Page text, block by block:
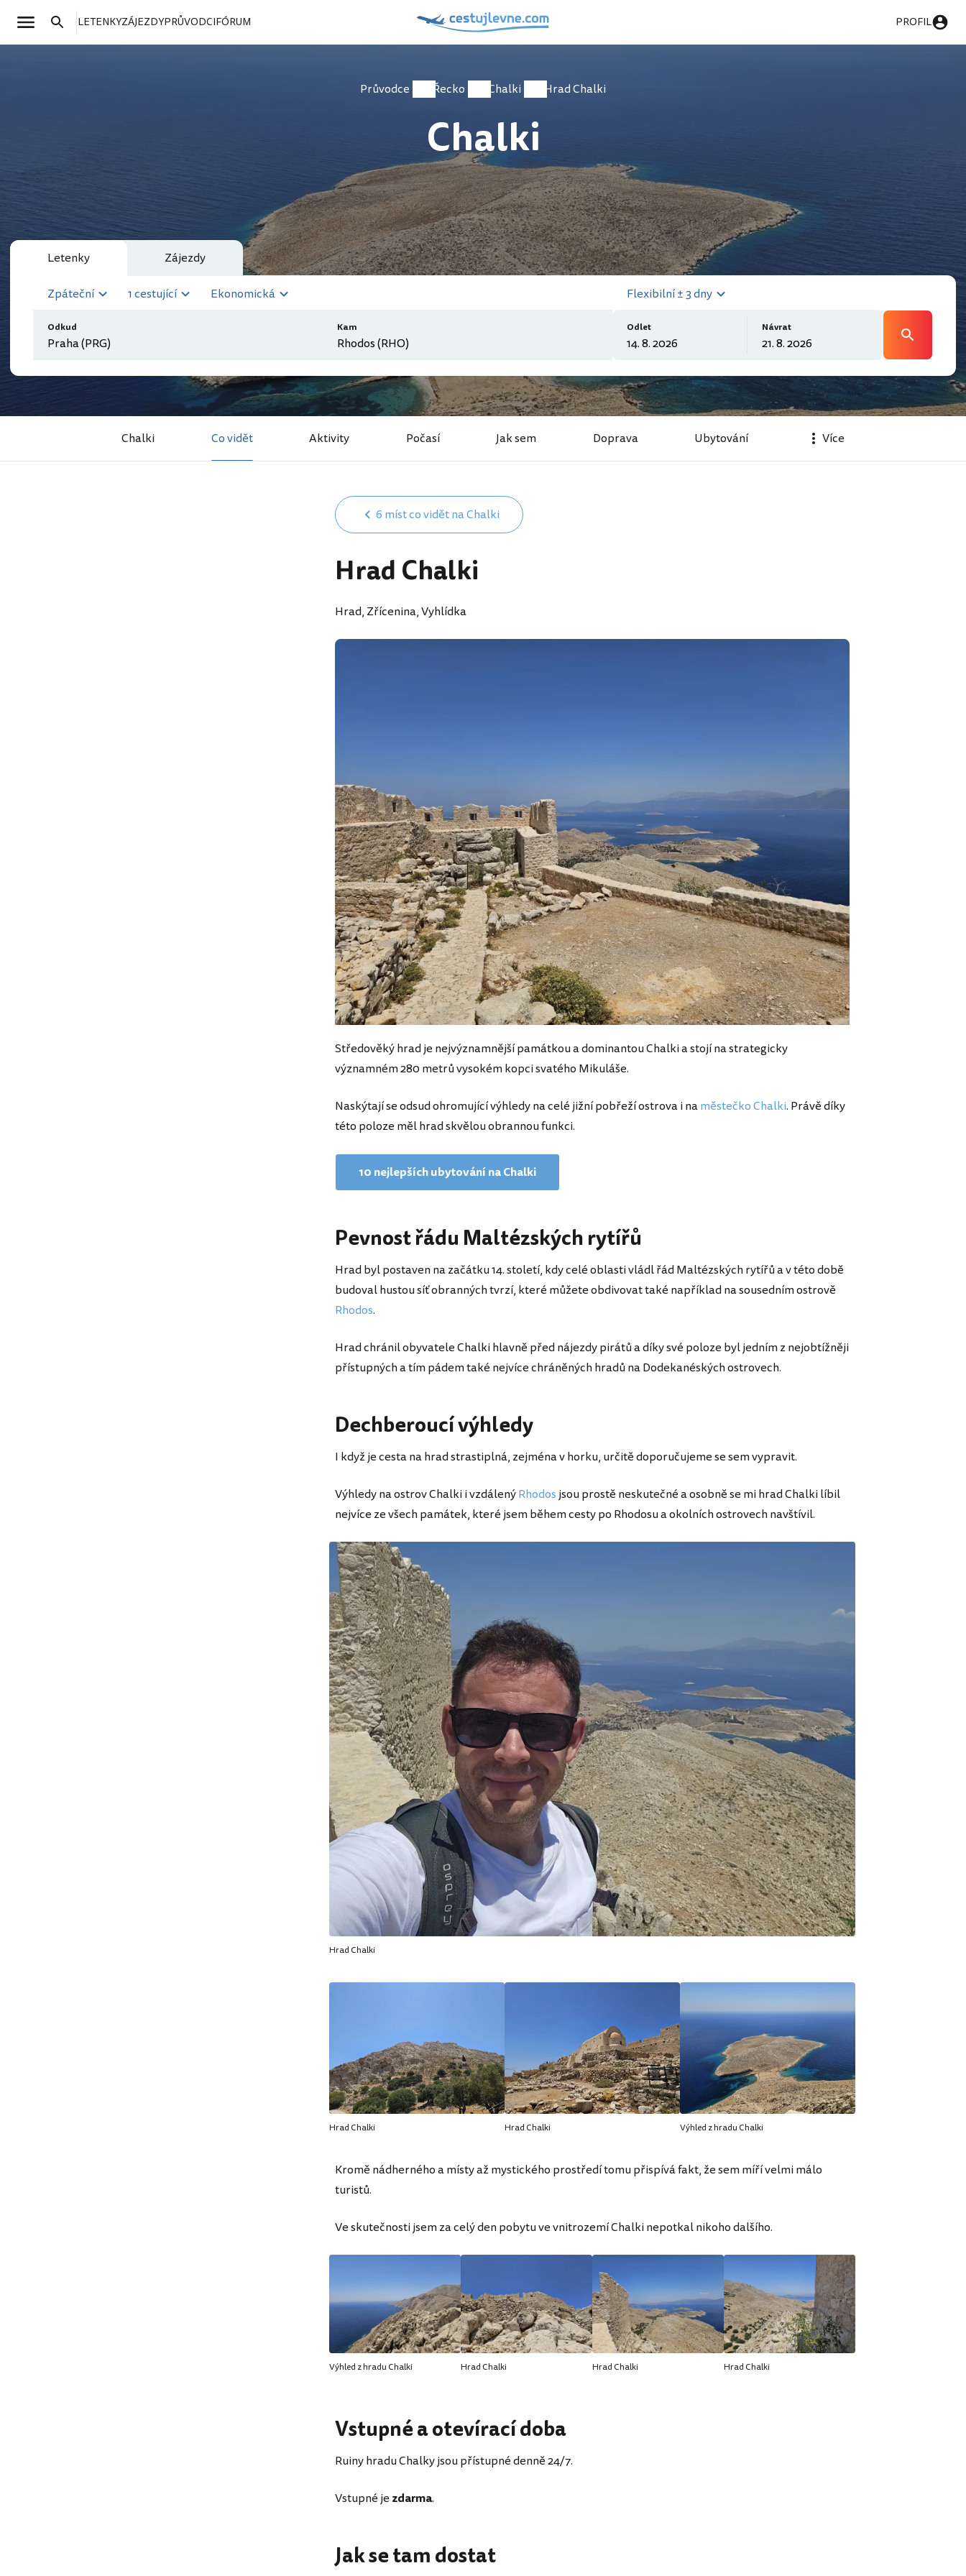
LETENKYZÁJEZDYPRŮVODCIFÓRUM PROFIL
Průvodce Řecko Chalki Hrad Chalki
Chalki
Letenky Zájezdy
Zpáteční 1 cestující Ekonomická
Odkud Kam
Flexibilní ± 3 dny
Odlet Návrat
Chalki Co vidět Aktivity Počasí Jak sem Doprava Ubytování Více
6 míst co vidět na Chalki
Hrad Chalki
Hrad, Zřícenina, Vyhlídka
Středověký hrad je nejvýznamnější památkou a dominantou Chalki a stojí na strategicky
významném 280 metrů vysokém kopci svatého Mikuláše.
Naskýtají se odsud ohromující výhledy na celé jižní pobřeží ostrova i naměstečko Chalki. Právě díky
této poloze měl hrad skvělou obrannou funkci.
10 nejlepších ubytování na Chalki
Pevnost řádu Maltézských rytířů
Hrad byl postaven na začátku 14. století, kdy celé oblasti vládl řád Maltézských rytířů a v této době
budoval hustou síť obranných tvrzí, které můžete obdivovat také například na sousedním ostrově
Rhodos.
Hrad chránil obyvatele Chalki hlavně před nájezdy pirátů a díky své poloze byl jedním z nejobtížněji
přístupných a tím pádem také nejvíce chráněných hradů na Dodekanéských ostrovech.
Dechberoucí výhledy
I když je cesta na hrad strastiplná, zejména v horku, určitě doporučujeme se sem vypravit.
Výhledy na ostrov Chalki i vzdálenýRhodosjsou prostě neskutečné a osobně se mi hrad Chalki líbil
nejvíce ze všech památek, které jsem během cesty po Rhodosu a okolních ostrovech navštívil.
Hrad Chalki
Hrad Chalki Hrad Chalki Výhled z hradu Chalki
Kromě nádherného a místy až mystického prostředí tomu přispívá fakt, že sem míří velmi málo
turistů.
Ve skutečnosti jsem za celý den pobytu ve vnitrozemí Chalki nepotkal nikoho dalšího.
Výhled z hradu Chalki Hrad Chalki Hrad Chalki Hrad Chalki
Vstupné a otevírací doba
Ruiny hradu Chalky jsou přístupné denně 24/7.
Vstupné je zdarma.
Jak se tam dostat